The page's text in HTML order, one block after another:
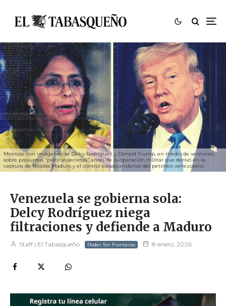
Montaje con imágenes de Delcy Rodríguez y Donald Trump, en medio de versiones
sobre presuntas “pláticas secretas” antes de la operación militar que derivó en la
captura de Nicolás Maduro y el control estadounidense del petróleo venezolano.
Venezuela se gobierna sola:
Delcy Rodríguez niega
filtraciones y defiende a Maduro
Staff | El Tabasqueño Poder Sin Fronteras 8 enero, 2026